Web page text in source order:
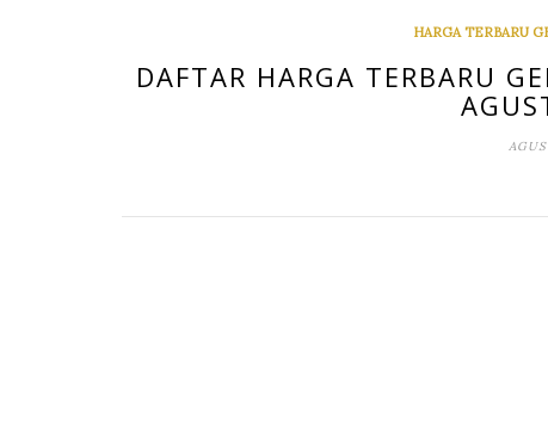
HARGA TERBARU
DAFTAR HARGA TERBARU